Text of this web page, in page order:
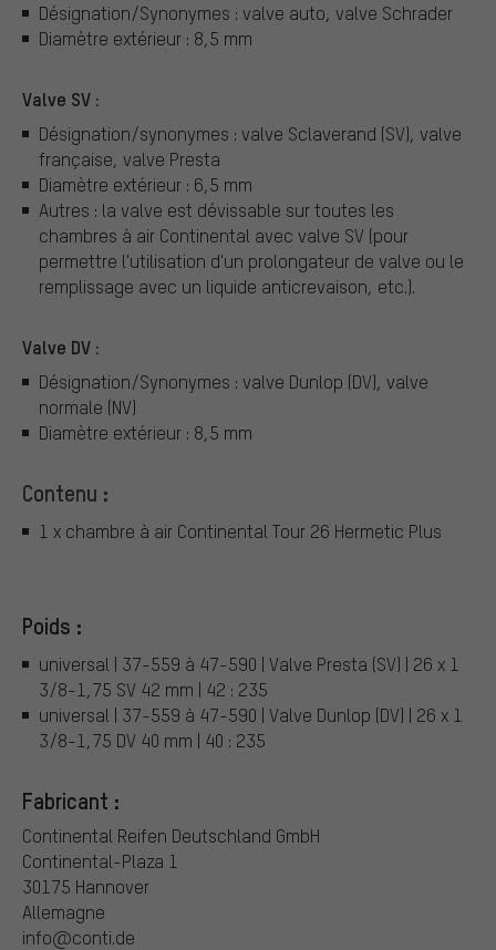
Désignation/Synonymes : valve auto, valve Schrader
Diamètre extérieur : 8,5 mm
Valve SV :
Désignation/synonymes : valve Sclaverand (SV), valve
française, valve Presta
Diamètre extérieur : 6,5 mm
Autres : la valve est dévissable sur toutes les
chambres à air Continental avec valve SV (pour
permettre l'utilisation d'un prolongateur de valve ou le
remplissage avec un liquide anticrevaison, etc.).
Valve DV :
Désignation/Synonymes : valve Dunlop (DV), valve
normale (NV)
Diamètre extérieur : 8,5 mm
Contenu :
1 x chambre à air Continental Tour 26 Hermetic Plus
Poids :
universal | 37-559 à 47-590 | Valve Presta (SV) | 26 x 1
3/8-1,75 SV 42 mm | 42 : 235
universal | 37-559 à 47-590 | Valve Dunlop (DV) | 26 x 1
3/8-1,75 DV 40 mm | 40 : 235
Fabricant :
Continental Reifen Deutschland GmbH
Continental-Plaza 1
30175 Hannover
Allemagne
info@conti.de